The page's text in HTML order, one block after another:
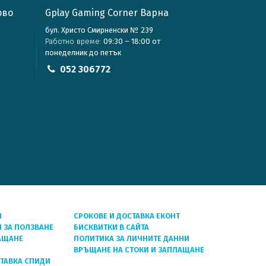
Gplay Gaming Corner Варна
бул. Христо Смирненски № 239
Работно време: 09:30 – 18:00 от
понеделник до петък
052 306772
ПОЛЗВАНЕ
СПИДИ
СРОКОВЕ И ДОСТАВКА ЕКОНТ
БИСКВИТКИ В САЙТА
ПОЛИТИКА ЗА ЛИЧНИТЕ ДАННИ
ВРЪЩАНЕ НА СТОКИ И ЗАПЛАЩАНЕ